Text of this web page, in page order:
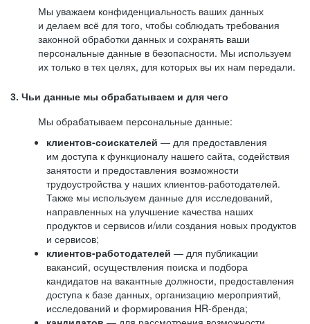
Мы уважаем конфиденциальность ваших данных
и делаем всё для того, чтобы соблюдать требования
законной обработки данных и сохранять ваши
персональные данные в безопасности. Мы используем
их только в тех целях, для которых вы их нам передали.
3. Чьи данные мы обрабатываем и для чего
Мы обрабатываем персональные данные:
клиентов-соискателей — для предоставления
им доступа к функционалу нашего сайта, содействия
занятости и предоставления возможности
трудоустройства у наших клиентов-работодателей.
Также мы используем данные для исследований,
направленных на улучшение качества наших
продуктов и сервисов и/или создания новых продуктов
и сервисов;
клиентов-работодателей — для публикации
вакансий, осуществления поиска и подбора
кандидатов на вакантные должности, предоставления
доступа к базе данных, организацию мероприятий,
исследований и формирования HR-бренда;